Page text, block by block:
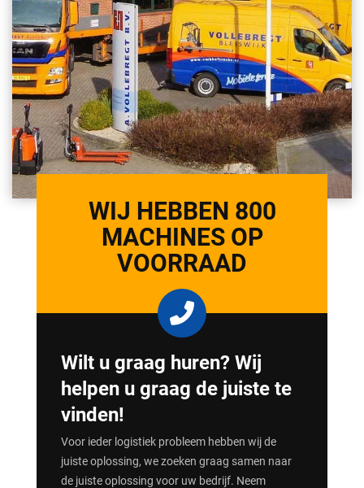
WIJ HEBBEN 800
MACHINES OP
VOORRAAD
Wilt u graag huren? Wij
helpen u graag de juiste te
vinden!
Voor ieder logistiek probleem hebben wij de
juiste oplossing, we zoeken graag samen naar
de juiste oplossing voor uw bedrijf. Neem